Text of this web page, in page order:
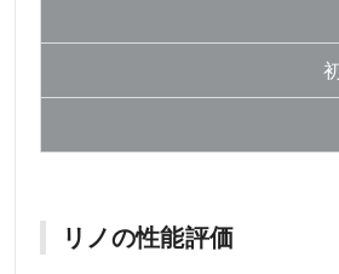
リノの性能評価